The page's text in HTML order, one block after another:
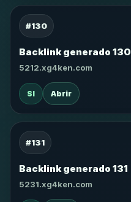
#130
Backlink generado 130
5212.xg4ken.com
SI Abrir
#131
Backlink generado 131
5231.xg4ken.com